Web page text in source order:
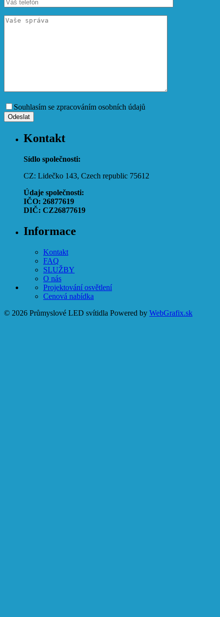
Souhlasím se zpracováním osobních údajů
Kontakt
Sídlo společnosti:
CZ: Lidečko 143, Czech republic 75612
Údaje společnosti:
IČO: 26877619
DIČ: CZ26877619
Informace
Kontakt
FAQ
SLUŽBY
O nás
Projektování osvětlení
Cenová nabídka
© 2026 Průmyslové LED svítidla Powered by WebGrafix.sk